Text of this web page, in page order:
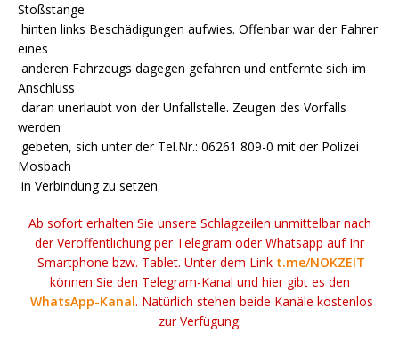
Stoßstange
hinten links Beschädigungen aufwies. Offenbar war der Fahrer
eines
anderen Fahrzeugs dagegen gefahren und entfernte sich im
Anschluss
daran unerlaubt von der Unfallstelle. Zeugen des Vorfalls
werden
gebeten, sich unter der Tel.Nr.: 06261 809-0 mit der Polizei
Mosbach
in Verbindung zu setzen.
Ab sofort erhalten Sie unsere Schlagzeilen unmittelbar nach
der Veröffentlichung per Telegram oder Whatsapp auf Ihr
Smartphone bzw. Tablet. Unter dem Link t.me/NOKZEIT
können Sie den Telegram-Kanal und hier gibt es den
WhatsApp-Kanal. Natürlich stehen beide Kanäle kostenlos
zur Verfügung.